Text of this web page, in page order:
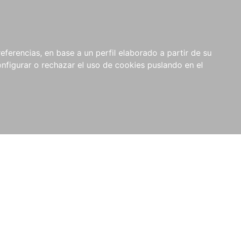
en base a un perfil elaborado a partir de su
o rechazar el uso de cookies puslando en el
NOVEDADES NOTICIAS
COMPRAS
INSTITUCIONALES